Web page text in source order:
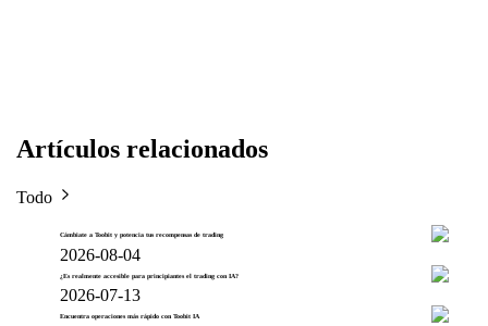
Artículos relacionados
Todo
Cámbiate a Toobit y potencia tus recompensas de trading
2026-08-04
¿Es realmente accesible para principiantes el trading con IA?
2026-07-13
Encuentra operaciones más rápido con Toobit IA